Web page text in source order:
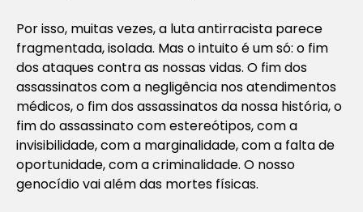
Por isso, muitas vezes, a luta antirracista parece
fragmentada, isolada. Mas o intuito é um só: o fim
dos ataques contra as nossas vidas. O fim dos
assassinatos com a negligência nos atendimentos
médicos, o fim dos assassinatos da nossa história, o
fim do assassinato com estereótipos, com a
invisibilidade, com a marginalidade, com a falta de
oportunidade, com a criminalidade. O nosso
genocídio vai além das mortes físicas.